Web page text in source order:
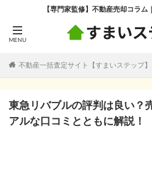
【専門家監修】不動産売却コラム
不動産一括査定サイト【すまいステップ】
東急リバブルの評判は良い？
アルな口コミとともに解説！